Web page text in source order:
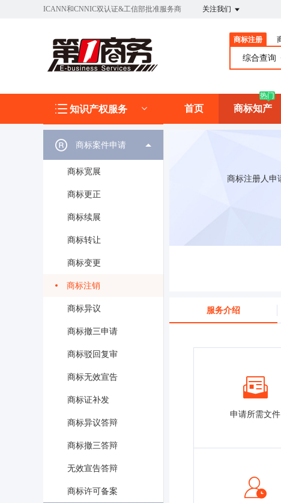
ICANN和CNNIC双认证&工信部批准服务商 关注我们
商标注册
综合查询
知识产权服务 首页 商标知产
热门
商标案件申请
商标宽展
商标更正
商标续展
商标转让
商标变更
商标注销
商标异议
商标撤三申请
商标驳回复审
商标无效宣告
商标证补发
商标异议答辩
商标撤三答辩
无效宣告答辩
商标许可备案
商标注册人申
服务介绍
申请所需文件